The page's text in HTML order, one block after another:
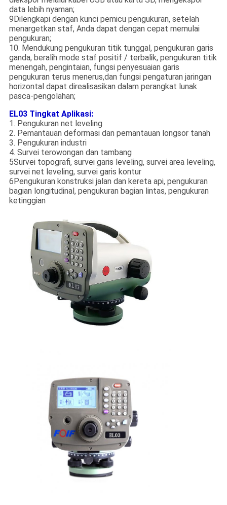
data lebih nyaman;
9Dilengkapi dengan kunci pemicu pengukuran, setelah
menargetkan staf, Anda dapat dengan cepat memulai
pengukuran;
10. Mendukung pengukuran titik tunggal, pengukuran garis
ganda, beralih mode staf positif / terbalik, pengukuran titik
menengah, pengintaian, fungsi penyesuaian garis
pengukuran terus menerus,dan fungsi pengaturan jaringan
horizontal dapat direalisasikan dalam perangkat lunak
pasca-pengolahan;
EL03 Tingkat Aplikasi:
1. Pengukuran net leveling
2. Pemantauan deformasi dan pemantauan longsor tanah
3. Pengukuran industri
4. Survei terowongan dan tambang
5Survei topografi, survei garis leveling, survei area leveling,
survei net leveling, survei garis kontur
6Pengukuran konstruksi jalan dan kereta api, pengukuran
bagian longitudinal, pengukuran bagian lintas, pengukuran
ketinggian